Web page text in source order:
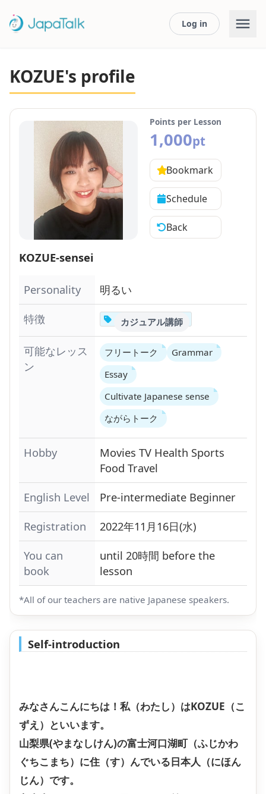
Log in
KOZUE's profile
KOZUE-sensei
Points per Lesson
1,000pt
Bookmark
Schedule
Back
Personality
明るい
特徴
カジュアル講師
可能なレッス
ン
フリートーク
Grammar
Essay
Cultivate Japanese sense
ながらトーク
Hobby Movies TV Health Sports
Food Travel
English Level
Pre-intermediate Beginner
Registration
2022年11月16日(水)
You can
book
until 20時間 before the
lesson
*All of our teachers are native Japanese speakers.
Self-introduction
みなさんこんにちは！私（わたし）はKOZUE（こ
ずえ）といいます。
山梨県(やまなしけん)の富士河口湖町（ふじかわ
ぐちこまち）に住（す）んでいる日本人（にほん
じん）です。